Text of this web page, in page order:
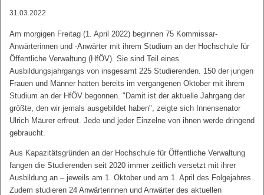
31.03.2022
Am morgigen Freitag (1. April 2022) beginnen 75 Kommissar-
Anwärterinnen und -Anwärter mit ihrem Studium an der Hochschule für
Öffentliche Verwaltung (HfÖV). Sie sind Teil eines
Ausbildungsjahrgangs von insgesamt 225 Studierenden. 150 der jungen
Frauen und Männer hatten bereits im vergangenen Oktober mit ihrem
Studium an der HfÖV begonnen. "Damit ist der aktuelle Jahrgang der
größte, den wir jemals ausgebildet haben", zeigte sich Innensenator
Ulrich Mäurer erfreut. Jede und jeder Einzelne von ihnen werde dringend
gebraucht.
Aus Kapazitätsgründen an der Hochschule für Öffentliche Verwaltung
fangen die Studierenden seit 2020 immer zeitlich versetzt mit ihrer
Ausbildung an – jeweils am 1. Oktober und am 1. April des Folgejahres.
Zudem studieren 24 Anwärterinnen und Anwärter des aktuellen